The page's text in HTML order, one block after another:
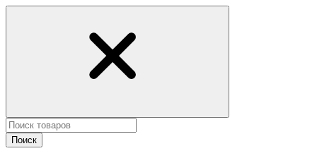
Поиск